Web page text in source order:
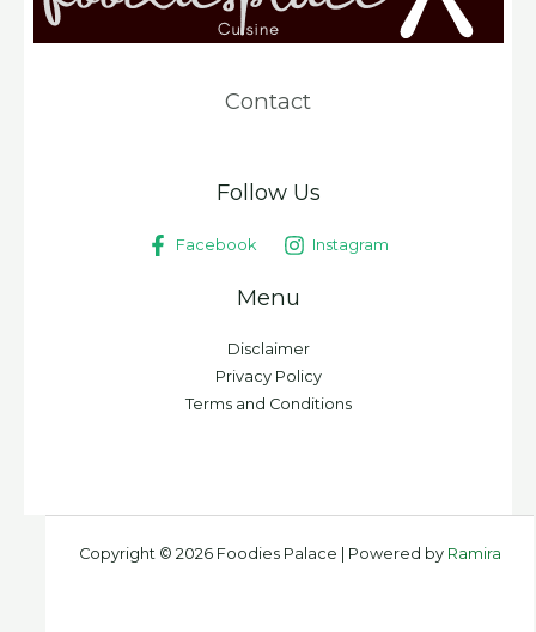
Contact
Follow Us
Facebook Instagram
Menu
Disclaimer
Privacy Policy
Terms and Conditions
Copyright © 2026 Foodies Palace | Powered byRamira